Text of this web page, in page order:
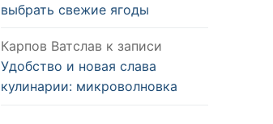
выбрать свежие ягоды
Карпов Ватслав к записи
Удобство и новая слава
кулинарии: микроволновка